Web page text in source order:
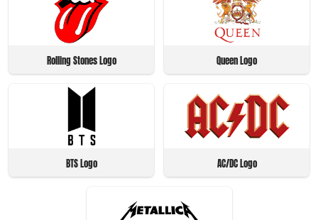
Rolling Stones Logo Queen Logo
BTS Logo AC/DC Logo